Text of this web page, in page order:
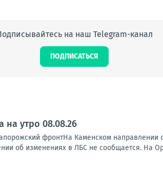
на наш Telegram-канал
ПОДПИСАТЬСЯ
на утро 08.08.26
фронтНа Каменском
об изменениях в ЛБС не сообщается. На